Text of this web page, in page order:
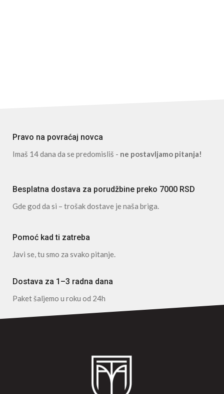
Pravo na povraćaj novca
Imaš 14 dana da se predomisliš - ne postavljamo pitanja!
Besplatna dostava za porudžbine preko 7000 RSD
Gde god da si – trošak dostave je naša briga.
Pomoć kad ti zatreba
Javi se, tu smo za svako pitanje.
Dostava za 1–3 radna dana
Paket šaljemo u roku od 24h